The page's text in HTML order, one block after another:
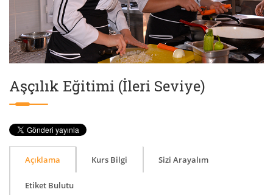
Aşçılık Eğitimi (İleri Seviye)
Açıklama Kurs Bilgi Sizi Arayalım
Etiket Bulutu